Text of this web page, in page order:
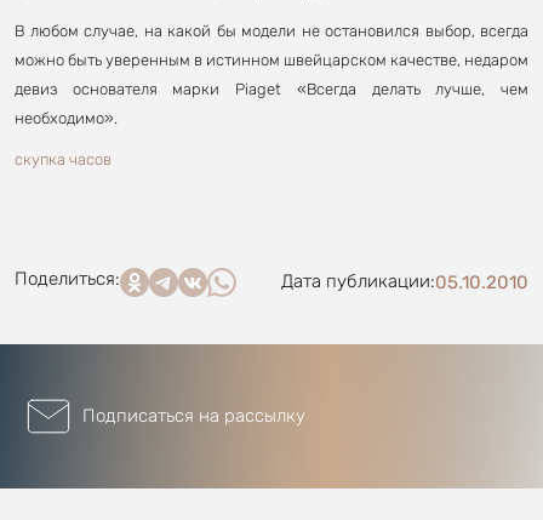
В любом случае, на какой бы модели не остановился выбор, всегда
можно быть уверенным в истинном швейцарском качестве, недаром
девиз основателя марки Piaget «Всегда делать лучше, чем
необходимо».
скупка часов
Поделиться: Дата публикации:05.10.2010
Подписаться на рассылку